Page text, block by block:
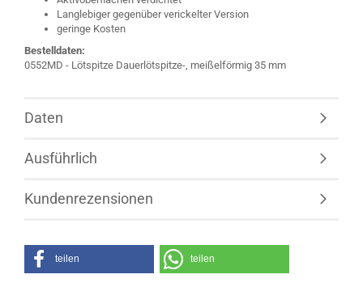
Langlebiger gegenüber verickelter Version
geringe Kosten
Bestelldaten:
0552MD - Lötspitze Dauerlötspitze-, meißelförmig 35 mm
Daten
Ausführlich
Kundenrezensionen
teilen teilen